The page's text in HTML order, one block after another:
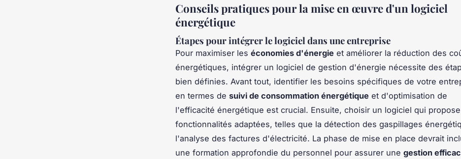
Conseils pratiques pour la mise en œuvre d'un logiciel
énergétique
Étapes pour intégrer le logiciel dans une entreprise
Pour maximiser les économies d'énergie et améliorer la réduction des
énergétiques, intégrer un logiciel de gestion d'énergie nécessite des
bien définies. Avant tout, identifier les besoins spécifiques de votre
en termes de suivi de consommation énergétique et d'optimisation de
l'efficacité énergétique est crucial. Ensuite, choisir un logiciel qui
fonctionnalités adaptées, telles que la détection des gaspillages
l'analyse des factures d'électricité. La phase de mise en place devrait
une formation approfondie du personnel pour assurer une gestion